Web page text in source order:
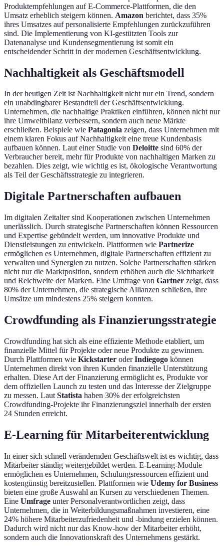
Produktempfehlungen auf E-Commerce-Plattformen, die den
Umsatz erheblich steigern können. Amazon berichtet, dass 35%
ihres Umsatzes auf personalisierte Empfehlungen zurückzuführen
sind. Die Implementierung von KI-gestützten Tools zur
Datenanalyse und Kundensegmentierung ist somit ein
entscheidender Schritt in der modernen Geschäftsentwicklung.
Nachhaltigkeit als Geschäftsmodell
In der heutigen Zeit ist Nachhaltigkeit nicht nur ein Trend, sondern
ein unabdingbarer Bestandteil der Geschäftsentwicklung.
Unternehmen, die nachhaltige Praktiken einführen, können nicht nur
ihre Umweltbilanz verbessern, sondern auch neue Märkte
erschließen. Beispiele wie Patagonia zeigen, dass Unternehmen mit
einem klaren Fokus auf Nachhaltigkeit eine treue Kundenbasis
aufbauen können. Laut einer Studie von Deloitte sind 60% der
Verbraucher bereit, mehr für Produkte von nachhaltigen Marken zu
bezahlen. Dies zeigt, wie wichtig es ist, ökologische Verantwortung
als Teil der Geschäftsstrategie zu integrieren.
Digitale Partnerschaften aufbauen
Im digitalen Zeitalter sind Kooperationen zwischen Unternehmen
unerlässlich. Durch strategische Partnerschaften können Ressourcen
und Expertise gebündelt werden, um innovative Produkte und
Dienstleistungen zu entwickeln. Plattformen wie Partnerize
ermöglichen es Unternehmen, digitale Partnerschaften effizient zu
verwalten und Synergien zu nutzen. Solche Partnerschaften stärken
nicht nur die Marktposition, sondern erhöhen auch die Sichtbarkeit
und Reichweite der Marken. Eine Umfrage von Gartner zeigt, dass
80% der Unternehmen, die strategische Allianzen schließen, ihre
Umsätze um mindestens 25% steigern konnten.
Crowdfunding als Finanzierungsstrategie
Crowdfunding hat sich als eine effiziente Methode etabliert, um
finanzielle Mittel für Projekte oder neue Produkte zu gewinnen.
Durch Plattformen wie Kickstarter oderIndiegogo können
Unternehmen direkt von ihren Kunden finanzielle Unterstützung
erhalten. Diese Art der Finanzierung ermöglicht es, Produkte vor
dem offiziellen Launch zu testen und das Interesse der Zielgruppe
zu messen. Laut Statista haben 30% der erfolgreichsten
Crowdfunding-Projekte ihr Finanzierungsziel innerhalb der ersten
24 Stunden erreicht.
E-Learning für Mitarbeiterentwicklung
In einer sich schnell verändernden Geschäftswelt ist es wichtig, dass
Mitarbeiter ständig weitergebildet werden. E-Learning-Module
ermöglichen es Unternehmen, Schulungsressourcen effizient und
kostengünstig bereitzustellen. Plattformen wie Udemy for Business
bieten eine große Auswahl an Kursen zu verschiedenen Themen.
Eine Umfrage unter Personalverantwortlichen zeigt, dass
Unternehmen, die in Weiterbildungsmaßnahmen investieren, eine
24% höhere Mitarbeiterzufriedenheit und -bindung erzielen können.
Dadurch wird nicht nur das Know-how der Mitarbeiter erhöht,
sondern auch die Innovationskraft des Unternehmens gestärkt.